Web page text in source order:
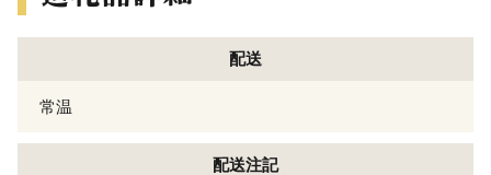
配送
常温
配送注記